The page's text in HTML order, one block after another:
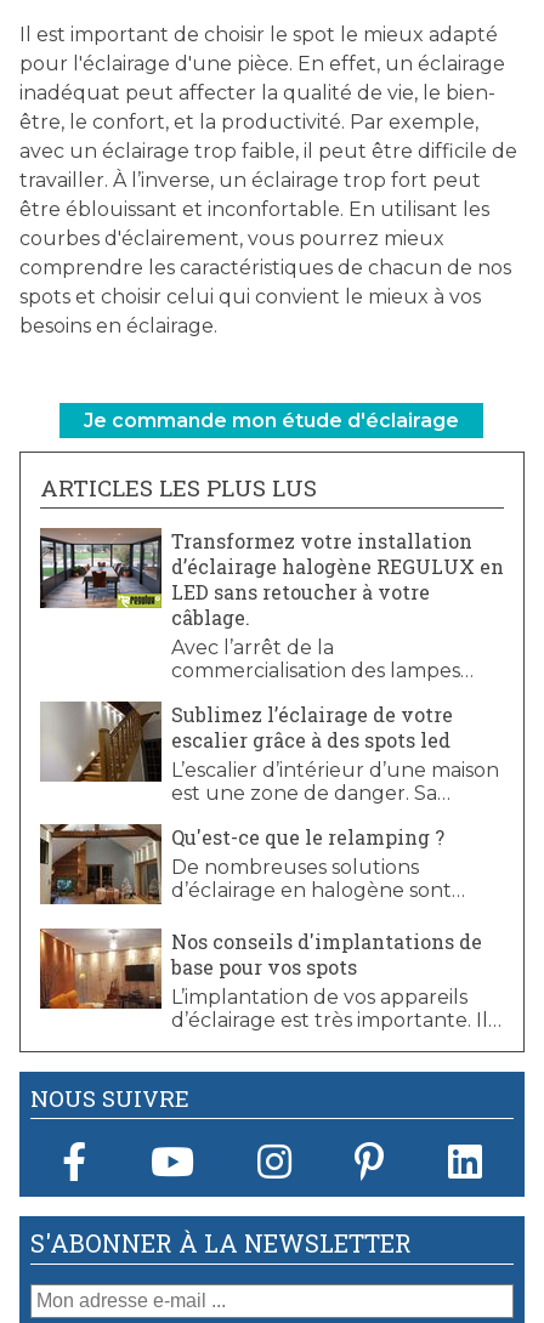
Il est important de choisir le spot le mieux adapté
pour l'éclairage d'une pièce. En effet, un éclairage
inadéquat peut affecter la qualité de vie, le bien-
être, le confort, et la productivité. Par exemple,
avec un éclairage trop faible, il peut être difficile de
travailler. À l’inverse, un éclairage trop fort peut
être éblouissant et inconfortable. En utilisant les
courbes d'éclairement, vous pourrez mieux
comprendre les caractéristiques de chacun de nos
spots et choisir celui qui convient le mieux à vos
besoins en éclairage.
Je commande mon étude d'éclairage
ARTICLES LES PLUS LUS
Transformez votre installation
d’éclairage halogène REGULUX en
LED sans retoucher à votre
câblage.
Avec l’arrêt de la
commercialisation des lampes
souhaiter migrer votre installation
halogène câblée en
REGULUX vers la technologie
LED.
Sublimez l’éclairage de votre
escalier grâce à des spots led
L’escalier d’intérieur d’une maison
est une zone de danger. Sa
l’éclairage de celui-ci.
Qu'est-ce que le relamping ?
De nombreuses solutions
d’éclairage en halogène sont
Cependant, depuis l’arrêt de la
commercialisation des lampes
halogènes 12V, consommant
beaucoup trop d’énergie, il peut
s’avérer compliqué pour les
consommateurs de trouver des
ampoules halogènes pour
remplacer leurs installations
actuelles.
Nos conseils d'implantations de
base pour vos spots
L’implantation de vos appareils
d’éclairage est très importante. Il
conseils à mettre en œuvre
systématiquement pour réussir
un bel éclairage et une bonne
NOUS SUIVRE
S'ABONNER À LA NEWSLETTER